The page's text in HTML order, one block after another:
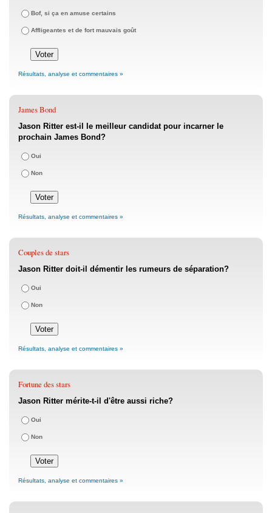
Bof, si ça en amuse certains
Affligeantes et de fort mauvais goût
Résultats, analyse et commentaires »
James Bond
Jason Ritter est-il le meilleur candidat pour incarner le
prochain James Bond?
Oui
Non
Résultats, analyse et commentaires »
Couples de stars
Jason Ritter doit-il démentir les rumeurs de séparation?
Oui
Non
Résultats, analyse et commentaires »
Fortune des stars
Jason Ritter mérite-t-il d'être aussi riche?
Oui
Non
Résultats, analyse et commentaires »